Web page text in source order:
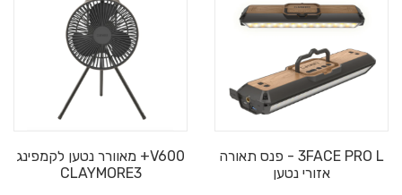
3FACE PRO L - פנס תאורה
אזורי נטען
V600+ מאוורר נטען לקמפינג
CLAYMORE3